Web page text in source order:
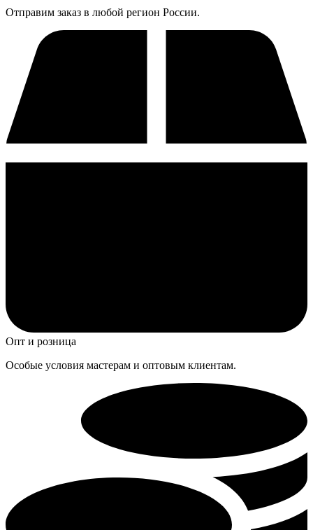
Отправим заказ в любой регион России.
Опт и розница
Особые условия мастерам и оптовым клиентам.